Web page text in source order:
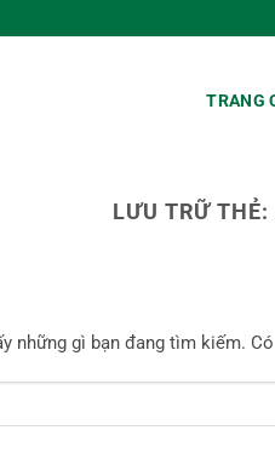
TRANG
LƯU TRỮ THẺ:
những gì bạn đang tìm kiếm.